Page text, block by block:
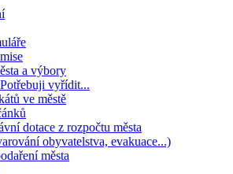
a výbory
vyřídit...
ve městě
dotace z rozpočtu města
obyvatelstva, evakuace...)
města